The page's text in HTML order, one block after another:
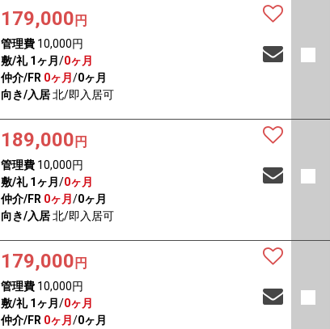
179,000 円
管理費10,000円
敷/礼 1ヶ月 /0ヶ月
仲介/FR 0ヶ月 /0ヶ月
向き/入居北/即入居可
189,000 円
管理費10,000円
敷/礼 1ヶ月 /0ヶ月
仲介/FR 0ヶ月 /0ヶ月
向き/入居北/即入居可
179,000 円
管理費10,000円
敷/礼 1ヶ月 /0ヶ月
仲介/FR 0ヶ月 /0ヶ月